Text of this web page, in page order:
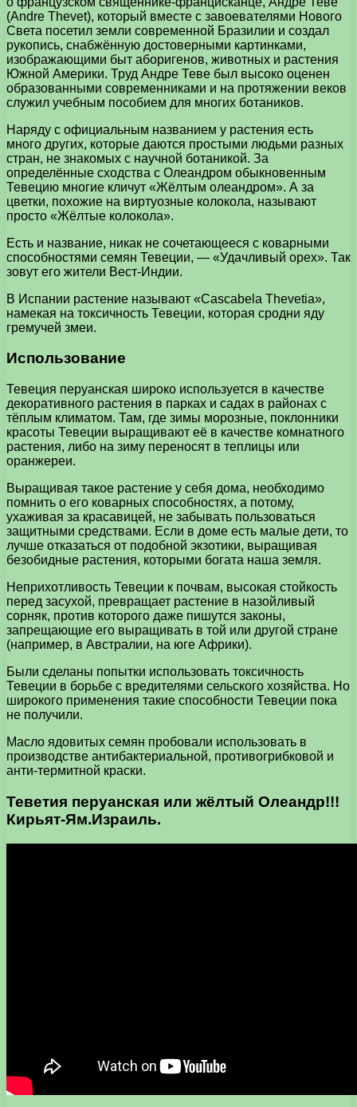
(Andre Thevet), который вместе с завоевателями Нового
Света посетил земли современной Бразилии и создал
рукопись, снабжённую достоверными картинками,
изображающими быт аборигенов, животных и растения
Южной Америки. Труд Андре Теве был высоко оценен
образованными современниками и на протяжении веков
служил учебным пособием для многих ботаников.
Наряду с официальным названием у растения есть
много других, которые даются простыми людьми разных
стран, не знакомых с научной ботаникой. За
определённые сходства с Олеандром обыкновенным
Тевецию многие кличут «Жёлтым олеандром». А за
цветки, похожие на виртуозные колокола, называют
просто «Жёлтые колокола».
Есть и название, никак не сочетающееся с коварными
способностями семян Тевеции, — «Удачливый орех». Так
зовут его жители Вест-Индии.
В Испании растение называют «Cascabela Thevetia»,
намекая на токсичность Тевеции, которая сродни яду
гремучей змеи.
Использование
Тевеция перуанская широко используется в качестве
декоративного растения в парках и садах в районах с
тёплым климатом. Там, где зимы морозные, поклонники
красоты Тевеции выращивают её в качестве комнатного
растения, либо на зиму переносят в теплицы или
оранжереи.
Выращивая такое растение у себя дома, необходимо
помнить о его коварных способностях, а потому,
ухаживая за красавицей, не забывать пользоваться
защитными средствами. Если в доме есть малые дети, то
лучше отказаться от подобной экзотики, выращивая
безобидные растения, которыми богата наша земля.
Неприхотливость Тевеции к почвам, высокая стойкость
перед засухой, превращает растение в назойливый
сорняк, против которого даже пишутся законы,
запрещающие его выращивать в той или другой стране
(например, в Австралии, на юге Африки).
Были сделаны попытки использовать токсичность
Тевеции в борьбе с вредителями сельского хозяйства. Но
широкого применения такие способности Тевеции пока
не получили.
Масло ядовитых семян пробовали использовать в
производстве антибактериальной, противогрибковой и
анти-термитной краски.
Теветия перуанская или жёлтый Олеандр!!!
Кирьят-Ям.Израиль.